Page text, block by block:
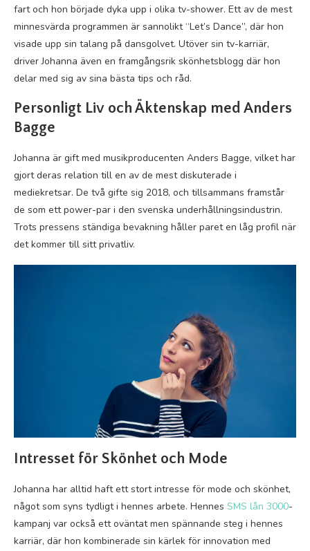
fart och hon började dyka upp i olika tv-shower. Ett av de mest
minnesvärda programmen är sannolikt “Let’s Dance”, där hon
visade upp sin talang på dansgolvet. Utöver sin tv-karriär,
driver Johanna även en framgångsrik skönhetsblogg där hon
delar med sig av sina bästa tips och råd.
Personligt Liv och Äktenskap med Anders
Bagge
Johanna är gift med musikproducenten Anders Bagge, vilket har
gjort deras relation till en av de mest diskuterade i
mediekretsar. De två gifte sig 2018, och tillsammans framstår
de som ett power-par i den svenska underhållningsindustrin.
Trots pressens ständiga bevakning håller paret en låg profil när
det kommer till sitt privatliv.
Intresset för Skönhet och Mode
Johanna har alltid haft ett stort intresse för mode och skönhet,
något som syns tydligt i hennes arbete. Hennes SMS lån 3000-
kampanj var också ett oväntat men spännande steg i hennes
karriär, där hon kombinerade sin kärlek för innovation med